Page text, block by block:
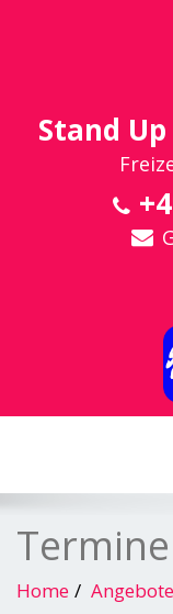
Stand
Termine
Home Angebote